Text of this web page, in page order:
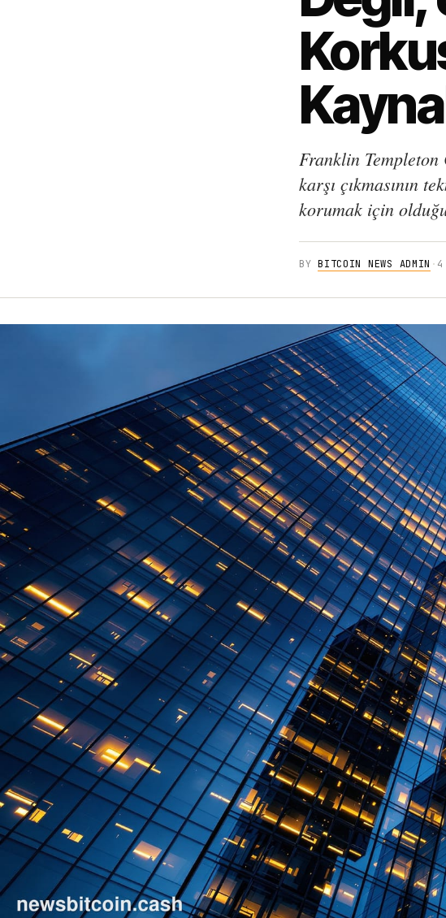
Franklin Templeton
karşı çıkmasının
korumak için
BYBITCOIN NEWS ADMIN ·